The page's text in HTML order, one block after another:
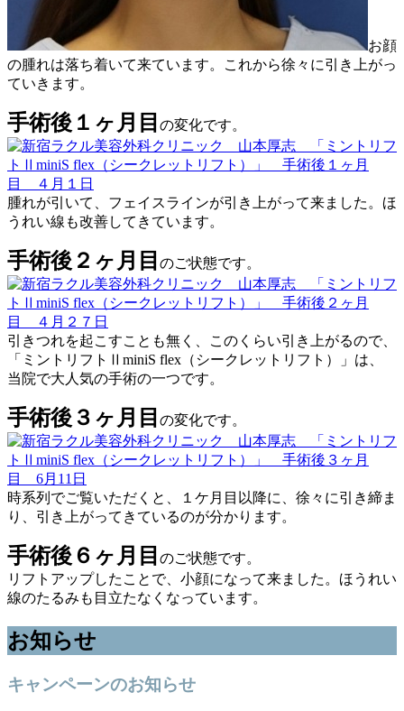
お顔
の腫れは落ち着いて来ています。これから徐々に引き上がっ
ていきます。
手術後１ヶ月目 の変化です。
腫れが引いて、フェイスラインが引き上がって来ました。ほ
うれい線も改善してきています。
手術後２ヶ月目 のご状態です。
引きつれを起こすことも無く、このくらい引き上がるので、
「ミントリフトⅡminiS flex（シークレットリフト）」は、
当院で大人気の手術の一つです。
手術後３ヶ月目 の変化です。
時系列でご覧いただくと、１ケ月目以降に、徐々に引き締ま
り、引き上がってきているのが分かります。
手術後６ヶ月目 のご状態です。
リフトアップしたことで、小顔になって来ました。ほうれい
線のたるみも目立たなくなっています。
お知らせ
キャンペーンのお知らせ